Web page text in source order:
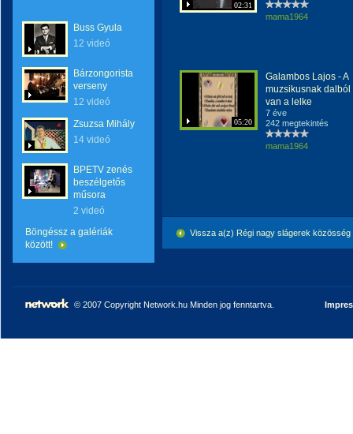
Buss Gyula
12 videó
Bárzongorista
verseny
12 videó
Zsuzsa Mihály
14 videó
BPETV zenés
beszélgetős
műsora
2 videó
Böngéssz a galériák
között!
02:31
mama1964
05:20
Galambos Lajos - A
muzsikusnak dalból
van a lelke
7 éve
242 megtekintés
mama1964
Vissza a(z) Régi nagy slágerek
© 2007 Copyright Network.hu Minden jog fenntartva.